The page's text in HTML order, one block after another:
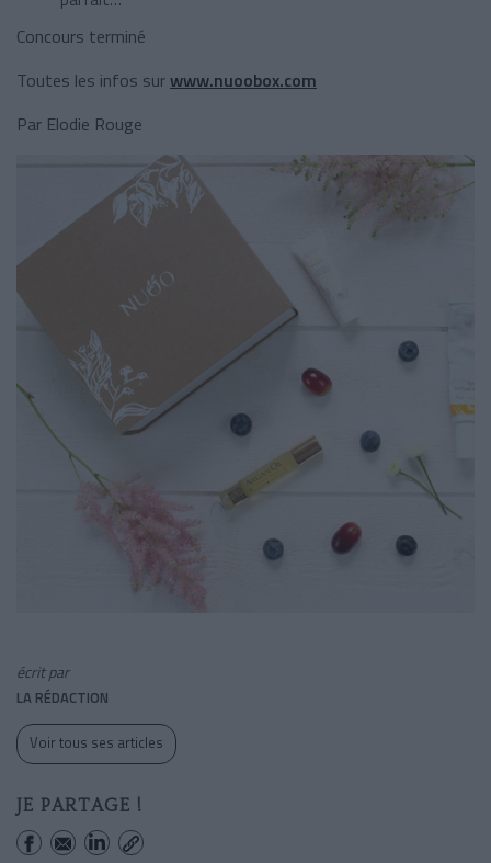
Concours terminé
Toutes les infos surwww.nuoobox.com
Par Elodie Rouge
écrit par
LA RÉDACTION
Voir tous ses articles
JE PARTAGE !